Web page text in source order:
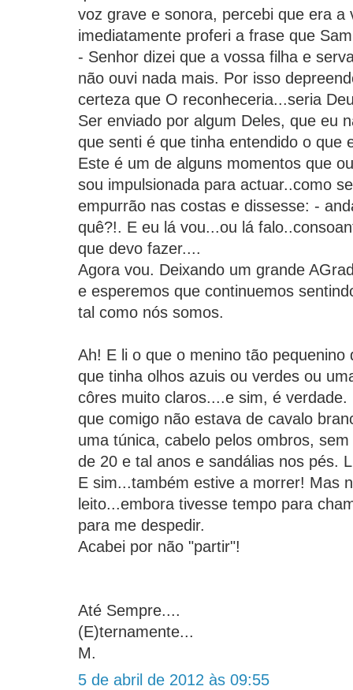
voz grave e sonora, percebi que era a
imediatamente proferi a frase que
- Senhor dizei que a vossa filha e
não ouvi nada mais. Por isso
certeza que O reconheceria...seria
Ser enviado por algum Deles, que eu
que senti é que tinha entendido o que
Este é um de alguns momentos que
sou impulsionada para actuar..como
empurrão nas costas e dissesse: -
quê?!. E eu lá vou...ou lá
que devo fazer....
Agora vou. Deixando um grande
e esperemos que continuemos
tal como nós somos.
Ah! E li o que o menino tão pequenino
que tinha olhos azuis ou verdes ou
côres muito claros....e sim, é
que comigo não estava de cavalo
uma túnica, cabelo pelos ombros,
de 20 e tal anos e sandálias nos pés.
E sim...também estive a morrer! Mas
leito...embora tivesse tempo para
para me despedir.
Acabei por não "partir"!
Até Sempre....
(E)ternamente...
M.
5 de abril de 2012 às 09:55